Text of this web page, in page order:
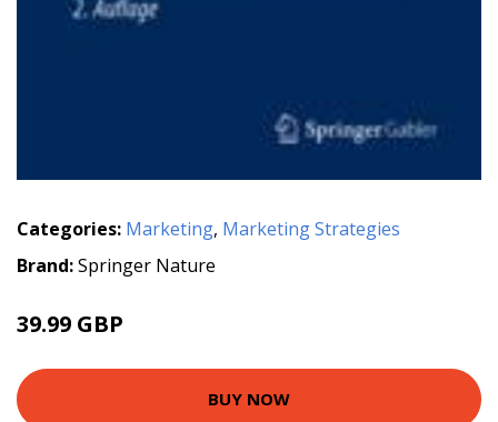
Categories: Marketing, Marketing Strategies
Brand:Springer Nature
39.99 GBP
BUY NOW